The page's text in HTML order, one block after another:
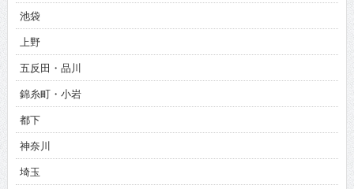
池袋
上野
五反田・品川
錦糸町・小岩
都下
神奈川
埼玉